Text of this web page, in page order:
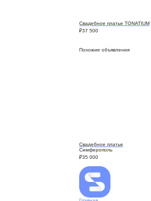
Свадебное платье TONATIUM
₽37 500
Похожие объявления
Свадебное платье
Симферополь
₽35 000